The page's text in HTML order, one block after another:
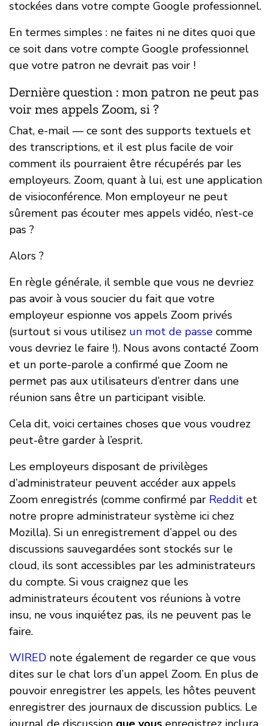
stockées dans votre compte Google professionnel.
En termes simples : ne faites ni ne dites quoi que
ce soit dans votre compte Google professionnel
que votre patron ne devrait pas voir !
Dernière question : mon patron ne peut pas
voir mes appels Zoom, si ?
Chat, e-mail — ce sont des supports textuels et
des transcriptions, et il est plus facile de voir
comment ils pourraient être récupérés par les
employeurs. Zoom, quant à lui, est une application
de visioconférence. Mon employeur ne peut
sûrement pas écouter mes appels vidéo, n’est-ce
pas ?
Alors ?
En règle générale, il semble que vous ne devriez
pas avoir à vous soucier du fait que votre
employeur espionne vos appels Zoom privés
(surtout si vous utilisez un mot de passe comme
vous devriez le faire !). Nous avons contacté Zoom
et un porte-parole a confirmé que Zoom ne
permet pas aux utilisateurs d’entrer dans une
réunion sans être un participant visible.
Cela dit, voici certaines choses que vous voudrez
peut-être garder à l’esprit.
Les employeurs disposant de privilèges
d’administrateur peuvent accéder aux appels
Zoom enregistrés (comme confirmé par Reddit et
notre propre administrateur système ici chez
Mozilla). Si un enregistrement d’appel ou des
discussions sauvegardées sont stockés sur le
cloud, ils sont accessibles par les administrateurs
du compte. Si vous craignez que les
administrateurs écoutent vos réunions à votre
insu, ne vous inquiétez pas, ils ne peuvent pas le
faire.
WIRED note également de regarder ce que vous
dites sur le chat lors d’un appel Zoom. En plus de
pouvoir enregistrer les appels, les hôtes peuvent
enregistrer des journaux de discussion publics. Le